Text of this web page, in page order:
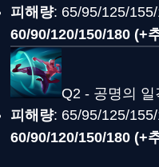
피해량: 65/95/125/
60/90/120/150/180 (+
Q2 - 공명의 일
피해량: 65/95/125/
60/90/120/150/180 (+